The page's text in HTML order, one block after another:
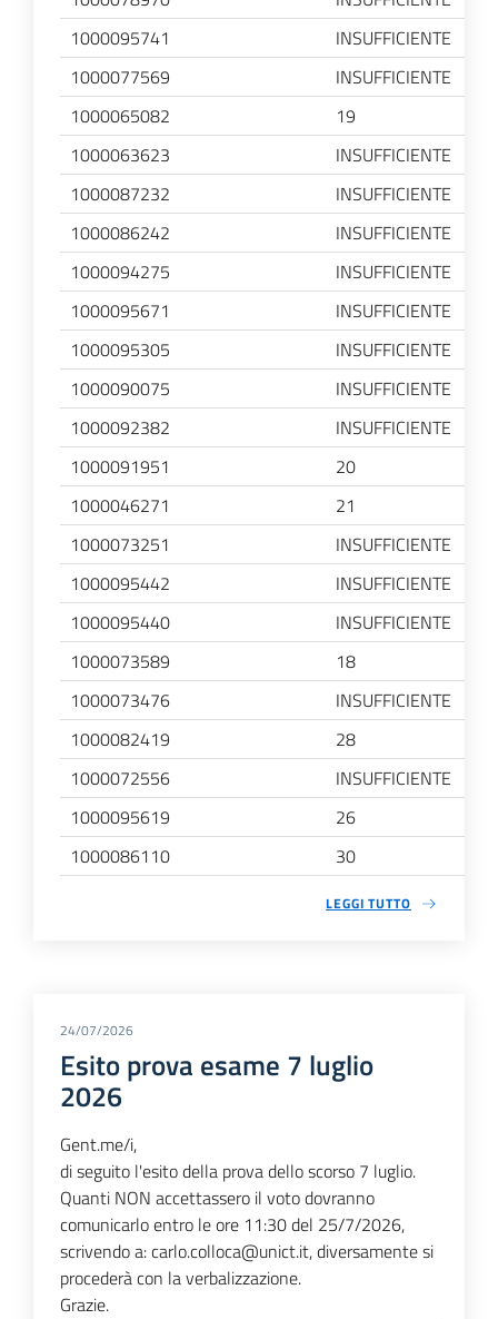
1000095741
INSUFFICIENTE
1000077569
INSUFFICIENTE
1000065082
19
1000063623
INSUFFICIENTE
1000087232
INSUFFICIENTE
1000086242
INSUFFICIENTE
1000094275
INSUFFICIENTE
1000095671
INSUFFICIENTE
1000095305
INSUFFICIENTE
1000090075
INSUFFICIENTE
1000092382
INSUFFICIENTE
1000091951
20
1000046271
21
1000073251
INSUFFICIENTE
1000095442
INSUFFICIENTE
1000095440
INSUFFICIENTE
1000073589
18
1000073476
INSUFFICIENTE
1000082419
28
1000072556
INSUFFICIENTE
1000095619
26
1000086110
30
LEGGI TUTTO
24/07/2026
Esito prova esame 7 luglio
2026
Gent.me/i,
di seguito l'esito della prova dello scorso 7 luglio.
Quanti NON accettassero il voto dovranno
comunicarlo entro le ore 11:30 del 25/7/2026,
scrivendo a: carlo.colloca@unict.it, diversamente si
procederà con la verbalizzazione.
Grazie.